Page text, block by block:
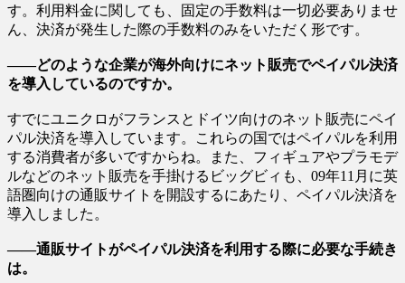
す。利用料金に関しても、固定の手数料は一切必要ありませ
ん、決済が発生した際の手数料のみをいただく形です。
――どのような企業が海外向けにネット販売でペイパル決済
を導入しているのですか。
すでにユニクロがフランスとドイツ向けのネット販売にペイ
パル決済を導入しています。これらの国ではペイパルを利用
する消費者が多いですからね。また、フィギュアやプラモデ
ルなどのネット販売を手掛けるビッグビィも、09年11月に英
語圏向けの通販サイトを開設するにあたり、ペイパル決済を
導入しました。
――通販サイトがペイパル決済を利用する際に必要な手続き
は。